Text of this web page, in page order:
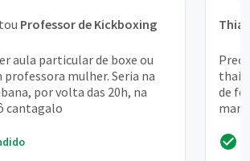
Professor de Kickboxing
aula particular de boxe ou
mulher. Seria na
por volta das 20h, na
cantagalo
thai
de